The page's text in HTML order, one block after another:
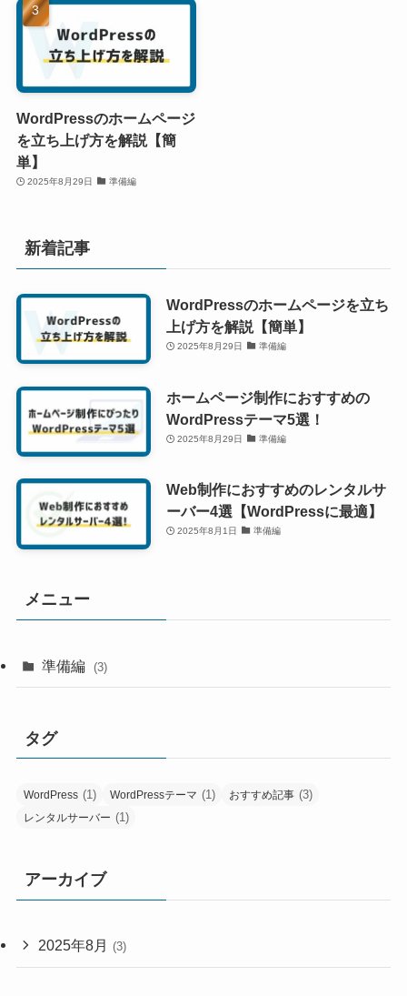
WordPressのホームページ
を立ち上げ方を解説【簡
単】
2025年8月29日 準備編
新着記事
WordPressのホームページを立ち
上げ方を解説【簡単】
2025年8月29日 準備編
ホームページ制作におすすめの
WordPressテーマ5選！
2025年8月29日 準備編
Web制作におすすめのレンタルサ
ーバー4選【WordPressに最適】
2025年8月1日 準備編
メニュー
準備編 (3)
タグ
WordPress (1) WordPressテーマ (1) おすすめ記事 (3)
レンタルサーバー (1)
アーカイブ
2025年8月 (3)